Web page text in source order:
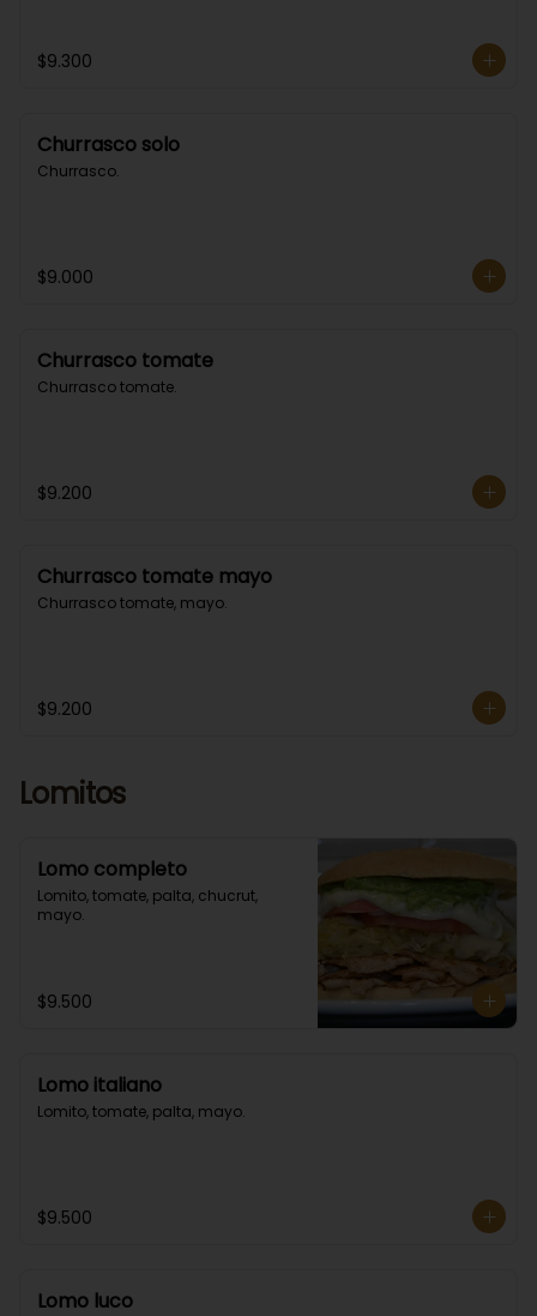
$9.300
Churrasco solo
Churrasco.
$9.000
Churrasco tomate
Churrasco tomate.
$9.200
Churrasco tomate mayo
Churrasco tomate, mayo.
$9.200
Lomitos
Lomo completo
Lomito, tomate, palta, chucrut,
mayo.
$9.500
Lomo italiano
Lomito, tomate, palta, mayo.
$9.500
Lomo luco